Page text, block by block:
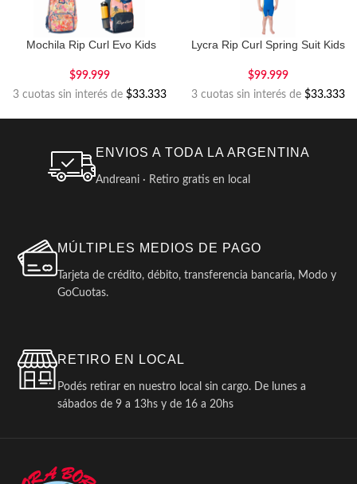
Mochila Rip Curl Evo Kids
$99.999
3 cuotas sin interés de $33.333
Lycra Rip Curl Spring Suit Kids
$99.999
3 cuotas sin interés de $33.333
ENVIOS A TODA LA ARGENTINA
Andreani · Retiro gratis en local
MÚLTIPLES MEDIOS DE PAGO
Tarjeta de crédito, débito, transferencia bancaria, Modo y
GoCuotas.
RETIRO EN LOCAL
Podés retirar en nuestro local sin cargo. De lunes a
sábados de 9 a 13hs y de 16 a 20hs